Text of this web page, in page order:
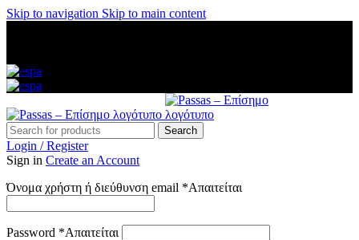
Skip to navigation Skip to main content
Search
Login / Register
Sign in Create an Account
Όνομα χρήστη ή διεύθυνση email *Απαιτείται
Password *Απαιτείται